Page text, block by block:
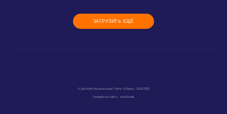
ЗАГРУЗИТЬ ЕЩЁ
© Детский Музыкальный Театр «Образ», 2018-2025
Разработка сайта - AristStudio